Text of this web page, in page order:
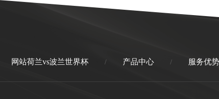
网站荷兰vs波兰世界杯 / 产品中心 / 服务优势